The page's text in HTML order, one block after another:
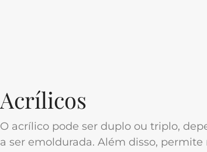
Acrílicos
O acrílico pode ser duplo ou triplo,
a ser emoldurada. Além disso,